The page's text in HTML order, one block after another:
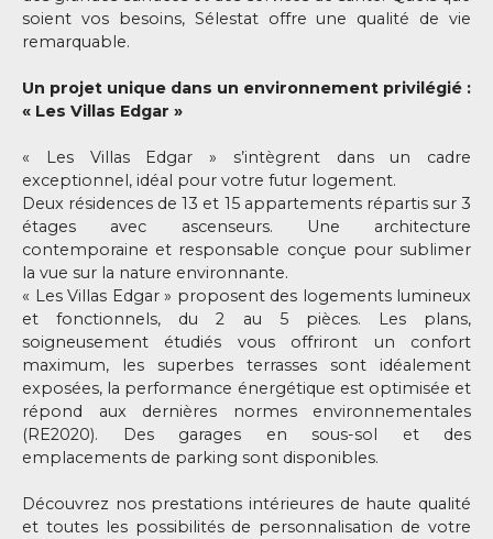
soient vos besoins, Sélestat offre une qualité de vie
remarquable.
Un projet unique dans un environnement privilégié :
« Les Villas Edgar »
« Les Villas Edgar » s’intègrent dans un cadre
exceptionnel, idéal pour votre futur logement.
Deux résidences de 13 et 15 appartements répartis sur 3
étages avec ascenseurs. Une architecture
contemporaine et responsable conçue pour sublimer
la vue sur la nature environnante.
« Les Villas Edgar » proposent des logements lumineux
et fonctionnels, du 2 au 5 pièces. Les plans,
soigneusement étudiés vous offriront un confort
maximum, les superbes terrasses sont idéalement
exposées, la performance énergétique est optimisée et
répond aux dernières normes environnementales
(RE2020). Des garages en sous-sol et des
emplacements de parking sont disponibles.
Découvrez nos prestations intérieures de haute qualité
et toutes les possibilités de personnalisation de votre